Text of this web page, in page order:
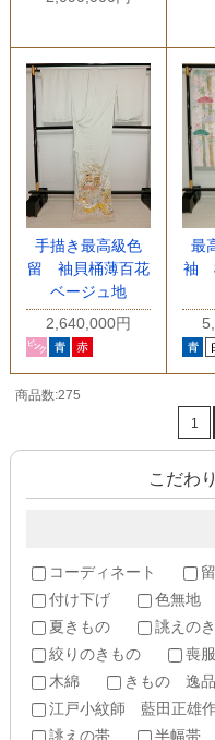
手描き最高級色
留 袖貝桶薄百花
ベージュ地
2,640,000円
最
袖
商品数:275
1
こだわ
コーディネート
付け下げ
色無地
夏きもの
誂えの
絞りのきもの
喪服
木綿
きもの 逸
江戸小紋師 藍田正雄
誂えの帯
半幅帯